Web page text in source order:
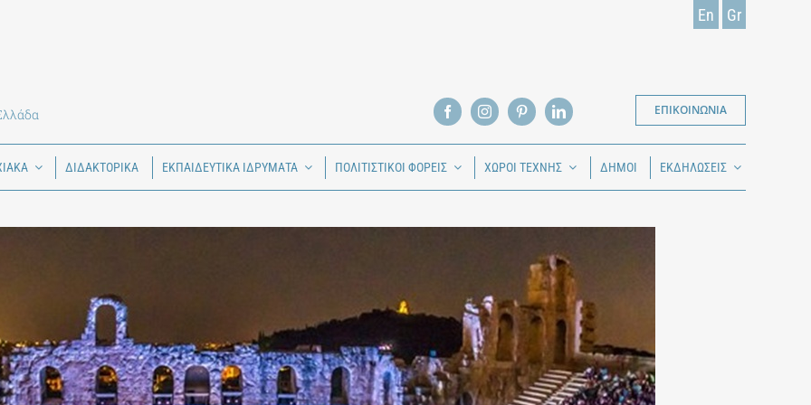
En Gr
ΕΠΙΚΟΙΝΩΝΙΑ
ΔΙΔΑΚΤΟΡΙΚΑ ΕΚΠΑΙΔΕΥΤΙΚΑ ΙΔΡΥΜΑΤΑ ΠΟΛΙΤΙΣΤΙΚΟΙ ΦΟΡΕΙΣ ΧΩΡΟΙ ΤΕΧΝΗΣ ΔΗΜΟΙ ΕΚΔΗΛΩΣΕΙΣ